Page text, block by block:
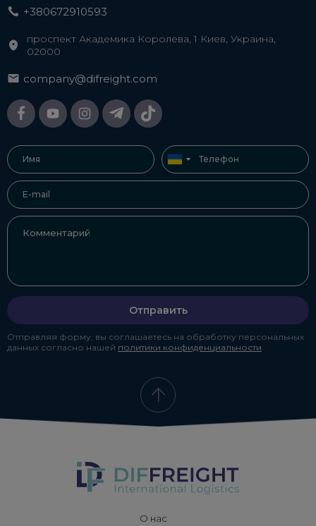
+380672910593
проспект Академика Королева, 1 Киев, Украина,
02000
company@difreight.com
Отправить
Отправляя форму, вы соглашаетесь на обработку персональных
данных согласно нашей политики конфиденциальности
О нас